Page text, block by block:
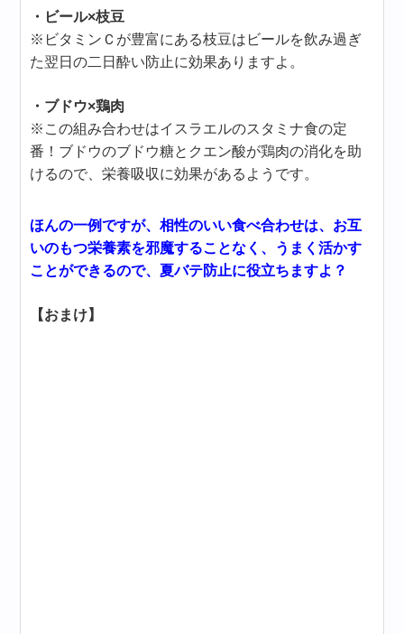
・ビール×枝豆
※ビタミンＣが豊富にある枝豆はビールを飲み過ぎ
た翌日の二日酔い防止に効果ありますよ。
・ブドウ×鶏肉
※この組み合わせはイスラエルのスタミナ食の定
番！ブドウのブドウ糖とクエン酸が鶏肉の消化を助
けるので、栄養吸収に効果があるようです。
ほんの一例ですが、相性のいい食べ合わせは、お互
いのもつ栄養素を邪魔することなく、うまく活かす
ことができるので、夏バテ防止に役立ちますよ？
【おまけ】